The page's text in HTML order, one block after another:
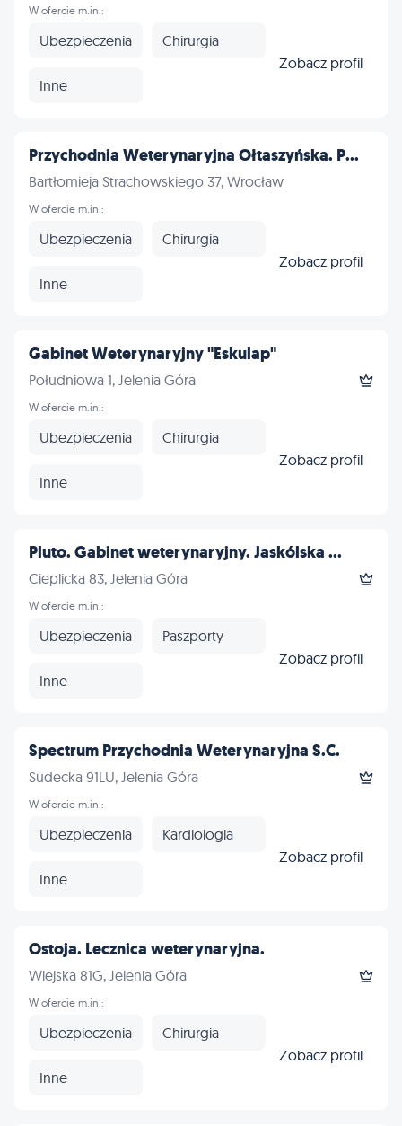
W ofercie m.in.:
Ubezpieczenia Chirurgia
Inne
Zobacz profil
Przychodnia Weterynaryjna Ołtaszyńska. P...
Bartłomieja Strachowskiego 37, Wrocław
W ofercie m.in.:
Ubezpieczenia Chirurgia
Inne
Zobacz profil
Gabinet Weterynaryjny "Eskulap"
Południowa 1, Jelenia Góra
W ofercie m.in.:
Ubezpieczenia Chirurgia
Inne
Zobacz profil
Pluto. Gabinet weterynaryjny. Jaskólska ...
Cieplicka 83, Jelenia Góra
W ofercie m.in.:
Ubezpieczenia Paszporty
Inne
Zobacz profil
Spectrum Przychodnia Weterynaryjna S.C.
Sudecka 91LU, Jelenia Góra
W ofercie m.in.:
Ubezpieczenia Kardiologia
Inne
Zobacz profil
Ostoja. Lecznica weterynaryjna.
Wiejska 81G, Jelenia Góra
W ofercie m.in.:
Ubezpieczenia Chirurgia
Inne
Zobacz profil